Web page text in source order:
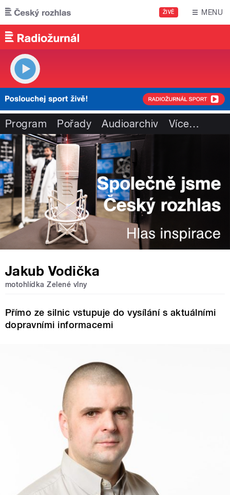
Přejít k hlavnímu obsahu
ŽIVĚ MENU
Program Pořady Audioarchiv Více…
Jakub Vodička
motohlídka Zelené vlny
Přímo ze silnic vstupuje do vysílání s aktuálními
dopravními informacemi